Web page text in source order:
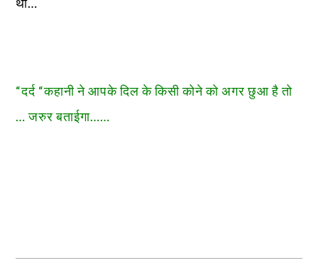
“दर्द “कहानी ने आपके दिल के किसी कोने को अगर छुआ है तो
… जरुर बताईगा……